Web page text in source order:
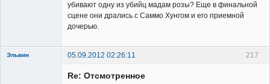
убивают одну из убийц мадам розы? Еще в финальной
сцене они дрались с Саммо Хунгом и его приемной
дочерью.
217
Эльвин 05.09.2012 02:26:11
Re: Отсмотренное